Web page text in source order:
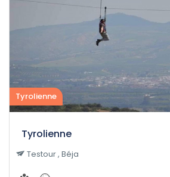
Tyrolienne
Tyrolienne
Testour , Béja